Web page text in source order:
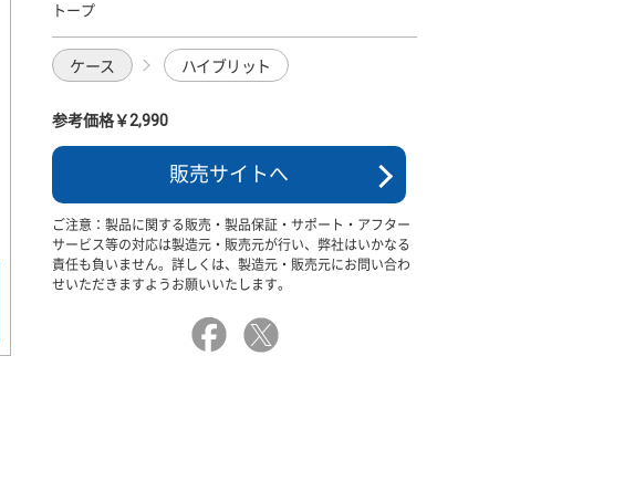
トープ
ケース ハイブリット
参考価格￥2,990
販売サイトへ
ご注意：製品に関する販売・製品保証・サポート・アフター
サービス等の対応は製造元・販売元が行い、弊社はいかなる
責任も負いません。詳しくは、製造元・販売元にお問い合わ
せいただきますようお願いいたします。